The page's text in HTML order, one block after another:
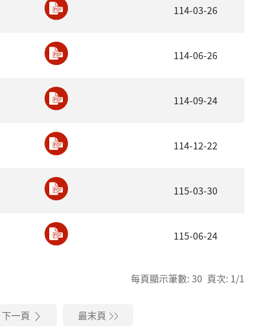
114-03-26
114-06-26
114-09-24
114-12-22
115-03-30
115-06-24
每頁顯示筆數: 30 頁次: 1/1
下一頁 最末頁